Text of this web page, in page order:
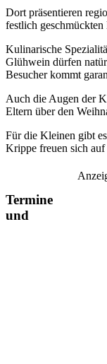
Dort präsentieren
festlich
Kulinarische
Glühwein dürfen
Besucher kommt
Auch die Augen der
Eltern über den
Für die Kleinen gibt
Krippe freuen sich
Termine
und